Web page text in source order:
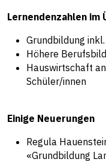
Lernendenzahlen im
Grundbildung
Höhere
Hauswirtschaft
Schüler/innen
Einige Neuerungen
Regula
«Grundbildung